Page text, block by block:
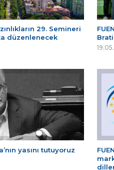
29. Semineri
düzenlenecek
yasını tutuyoruz